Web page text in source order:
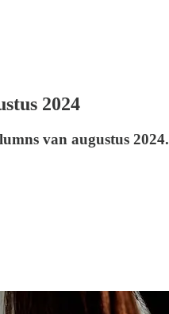
2024
van augustus 2024.